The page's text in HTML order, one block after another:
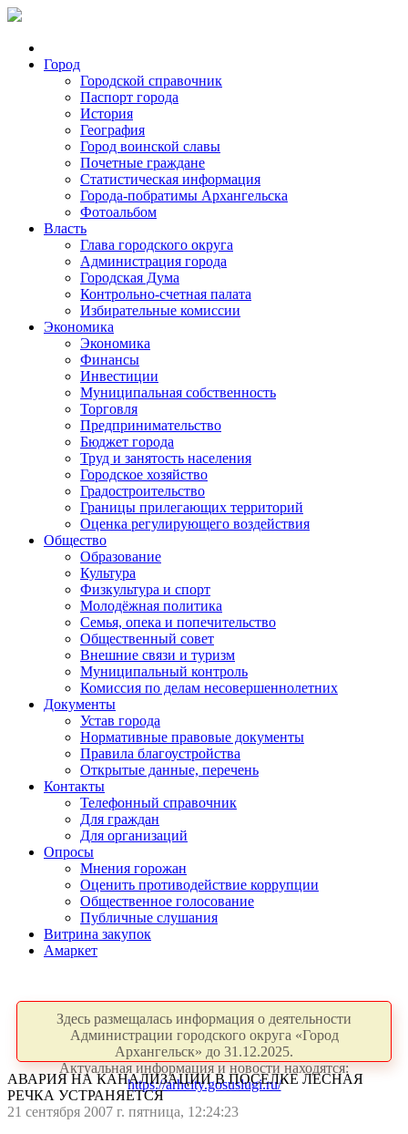
Город
Городской справочник
Паспорт города
История
География
Город воинской славы
Почетные граждане
Статистическая информация
Города-побратимы Архангельска
Фотоальбом
Власть
Глава городского округа
Администрация города
Городская Дума
Контрольно-счетная палата
Избирательные комиссии
Экономика
Экономика
Финансы
Инвестиции
Муниципальная собственность
Торговля
Предпринимательство
Бюджет города
Труд и занятость населения
Городское хозяйство
Градостроительство
Границы прилегающих территорий
Оценка регулирующего воздействия
Общество
Образование
Культура
Физкультура и спорт
Молодёжная политика
Семья, опека и попечительство
Общественный совет
Внешние связи и туризм
Муниципальный контроль
Комиссия по делам несовершеннолетних
Документы
Устав города
Нормативные правовые документы
Правила благоустройства
Открытые данные, перечень
Контакты
Телефонный справочник
Для граждан
Для организаций
Опросы
Мнения горожан
Оценить противодействие коррупции
Общественное голосование
Публичные слушания
Витрина закупок
Амаркет
Здесь размещалась информация о деятельности
Администрации городского округа «Город
Архангельск» до 31.12.2025.
Актуальная информация и новости находятся:
https://arhcity.gosuslugi.ru/
АВАРИЯ НА КАНАЛИЗАЦИИ В ПОСЕЛКЕ ЛЕСНАЯ
РЕЧКА УСТРАНЯЕТСЯ
21 сентября 2007 г. пятница, 12:24:23